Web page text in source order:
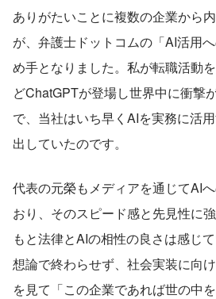
ありがたいことに複数の企業から
が、弁護士ドットコムの「AI活用
め手となりました。私が転職活動
どChatGPTが登場し世界中に衝撃
で、当社はいち早くAIを実務に活
出していたのです。
代表の元榮もメディアを通じてAI
おり、そのスピード感と先見性に
もと法律とAIの相性の良さは感じ
想論で終わらせず、社会実装に向
を見て「この企業であれば世の中